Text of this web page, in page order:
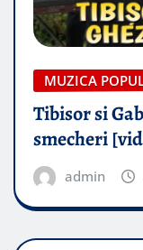
MUZICA
Tibisor si
smecheri
admin